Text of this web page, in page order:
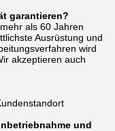
garantieren?
als 60 Jahren
Ausrüstung und
wird
akzeptieren auch
und